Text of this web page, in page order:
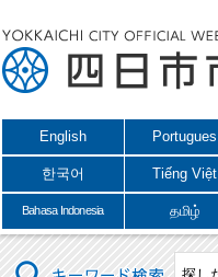
English Portugues
한국어 Tiếng Việt
Bahasa Indonesia தமிழ்
キーワード検索